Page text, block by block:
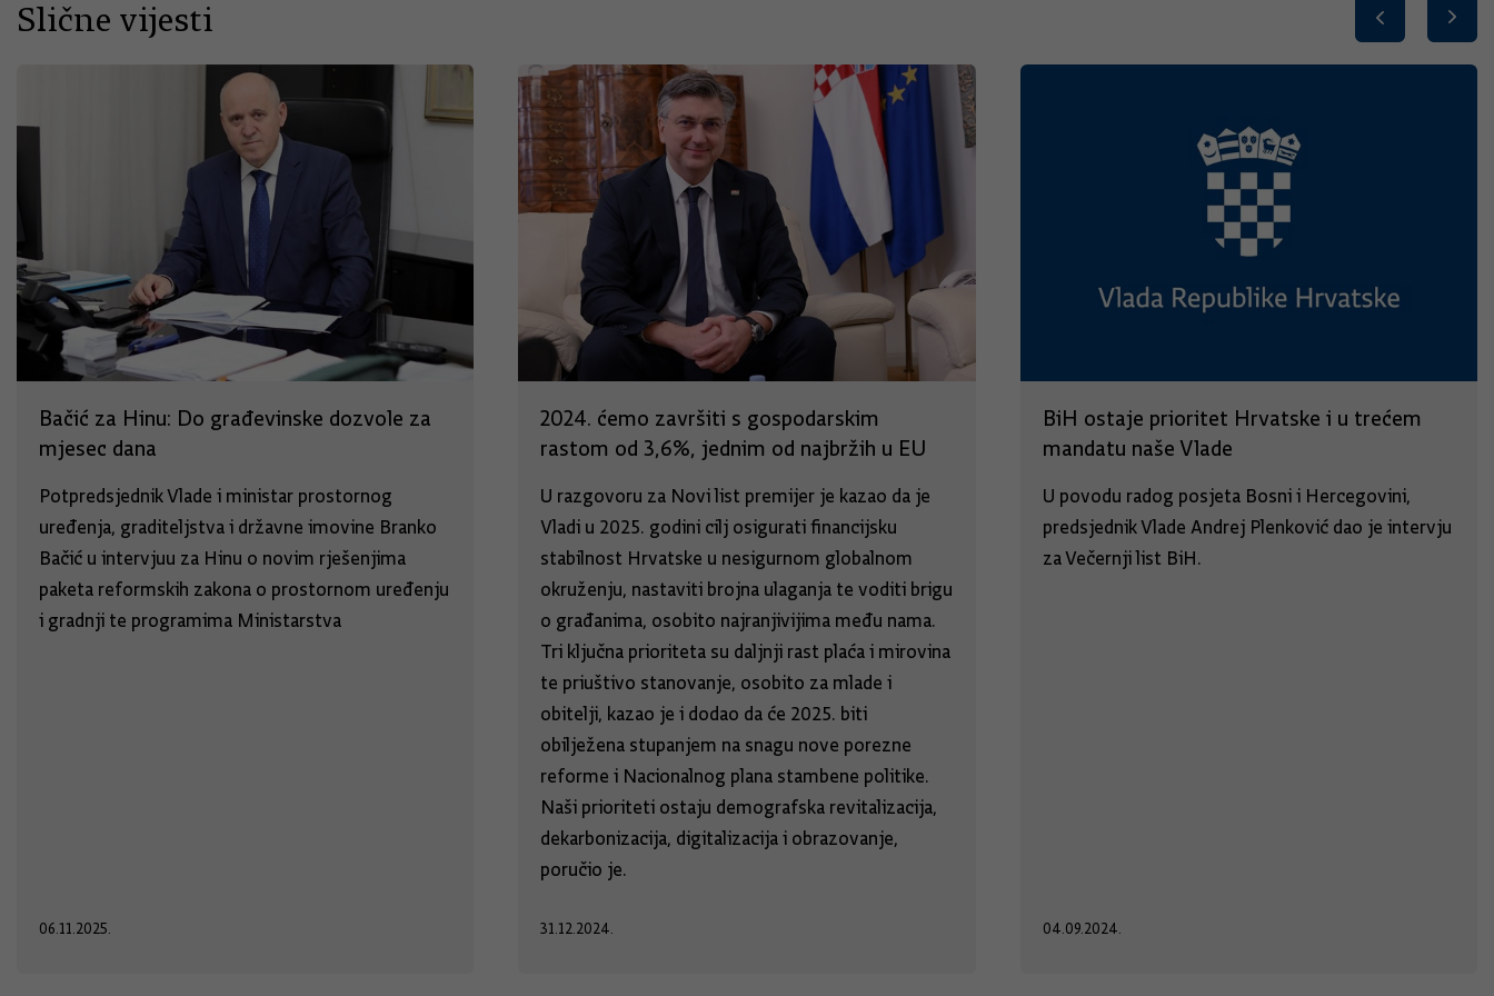
Slične vijesti
Bačić za Hinu: Do građevinske dozvole za
mjesec dana
Potpredsjednik Vlade i ministar prostornog
uređenja, graditeljstva i državne imovine Branko
Bačić u intervjuu za Hinu o novim rješenjima
paketa reformskih zakona o prostornom uređenju
i gradnji te programima Ministarstva
06.11.2025.
2024. ćemo završiti s gospodarskim
rastom od 3,6%, jednim od najbržih u EU
U razgovoru za Novi list premijer je kazao da je
Vladi u 2025. godini cilj osigurati financijsku
stabilnost Hrvatske u nesigurnom globalnom
okruženju, nastaviti brojna ulaganja te voditi brigu
o građanima, osobito najranjivijima među nama.
Tri ključna prioriteta su daljnji rast plaća i mirovina
te priuštivo stanovanje, osobito za mlade i
obitelji, kazao je i dodao da će 2025. biti
obilježena stupanjem na snagu nove porezne
reforme i Nacionalnog plana stambene politike.
Naši prioriteti ostaju demografska revitalizacija,
dekarbonizacija, digitalizacija i obrazovanje,
poručio je.
31.12.2024.
BiH ostaje prioritet Hrvatske i u trećem
mandatu naše Vlade
U povodu radog posjeta Bosni i Hercegovini,
predsjednik Vlade Andrej Plenković dao je intervju
za Večernji list BiH.
04.09.2024.